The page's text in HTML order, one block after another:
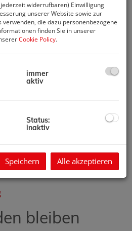
für die
einer
bleiben
widerrufbaren) Einwilligung
unserer Website sowie zur
die dazu personenbezogene
finden Sie in unserer
Cookie Policy.
immer
aktiv
Status:
inaktiv
Speichern Alle akzeptieren